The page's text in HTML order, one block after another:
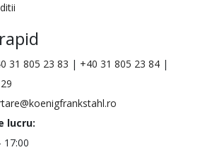
31 805 23 83 | +40 31 805 23 84 |
lucru:
17:00